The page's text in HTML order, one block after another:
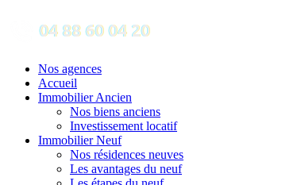
Nos agences
Accueil
Immobilier Ancien
Nos biens anciens
Investissement locatif
Immobilier Neuf
Nos résidences neuves
Les avantages du neuf